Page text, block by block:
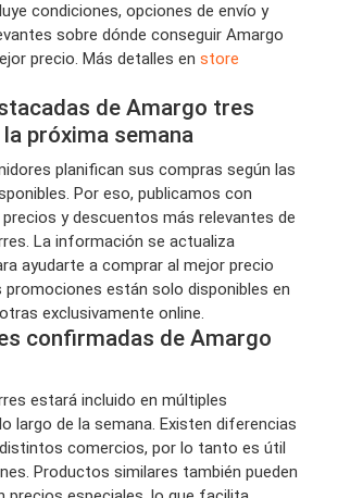
condiciones, opciones de envío y
sobre dónde conseguir Amargo
precio. Más detalles en store
de Amargo tres
próxima semana
planifican sus compras según las
Por eso, publicamos con
y descuentos más relevantes de
La información se actualiza
ayudarte a comprar al mejor precio
promociones están solo disponibles en
exclusivamente online.
confirmadas de Amargo
estará incluido en múltiples
largo de la semana. Existen diferencias
comercios, por lo tanto es útil
Productos similares también pueden